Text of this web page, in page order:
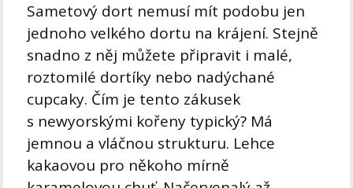
Sametový dort nemusí mít podobu jen
jednoho velkého dortu na krájení. Stejně
snadno z něj můžete připravit i malé,
roztomilé dortíky nebo nadýchané
cupcaky. Čím je tento zákusek
s newyorskými kořeny typický? Má
jemnou a vláčnou strukturu. Lehce
kakaovou pro někoho mírně